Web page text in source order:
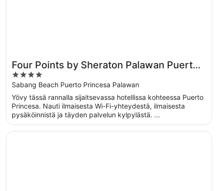
Four Points by Sheraton Palawan Puerto
Princesa
4
out
of
5
Sabang Beach Puerto Princesa Palawan
Yövy tässä rannalla sijaitsevassa hotellissa kohteessa Puerto
Princesa. Nauti ilmaisesta Wi-Fi-yhteydestä, ilmaisesta
pysäköinnistä ja täyden palvelun kylpylästä. ...
Avautuu uuteen ikkunaan
Best Western Plus The Ivywall Hotel - Palawan